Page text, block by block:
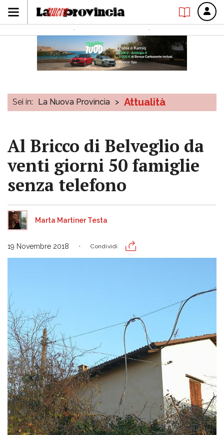
Sei in: La Nuova Provincia > Attualità
Al Bricco di Belveglio da
venti giorni 50 famiglie
senza telefono
Marta Martiner Testa
19 Novembre 2018 Condividi